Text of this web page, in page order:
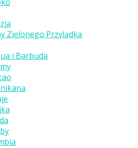
Zielonego Przylądka
i Barbuda